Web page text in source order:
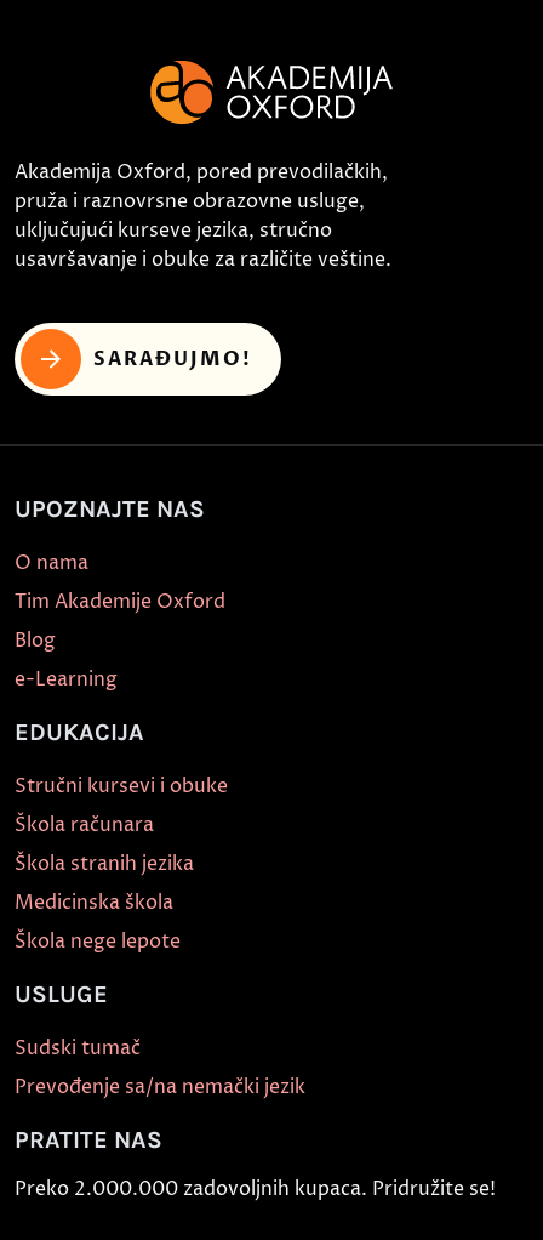
Akademija Oxford, pored prevodilačkih,
pruža i raznovrsne obrazovne usluge,
uključujući kurseve jezika, stručno
usavršavanje i obuke za različite veštine.
SARAĐUJMO!
UPOZNAJTE NAS
O nama
Tim Akademije Oxford
Blog
e-Learning
EDUKACIJA
Stručni kursevi i obuke
Škola računara
Škola stranih jezika
Medicinska škola
Škola nege lepote
USLUGE
Sudski tumač
Prevođenje sa/na nemački jezik
PRATITE NAS
Preko 2.000.000 zadovoljnih kupaca. Pridružite se!